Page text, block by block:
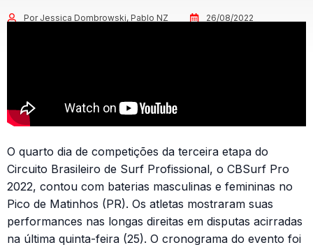
Por Jessica Dombrowski, Pablo NZ 26/08/2022
O quarto dia de competições da terceira etapa do
Circuito Brasileiro de Surf Profissional, o CBSurf Pro
2022, contou com baterias masculinas e femininas no
Pico de Matinhos (PR). Os atletas mostraram suas
performances nas longas direitas em disputas acirradas
na última quinta-feira (25). O cronograma do evento foi